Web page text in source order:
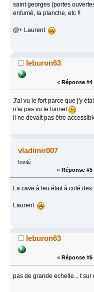
saint georges (portes
enfumé, la planche, etc !!
@+ Laurent
leburon63
« Réponse #4
J'ai vu le fort parce que j'y
n'ai pas vu le tunnel
il ne devait pas être
vladimir007
Invité
« Réponse #5
La cave à feu était à coté
Laurent
leburon63
« Réponse #6
pas de grande echelle... t